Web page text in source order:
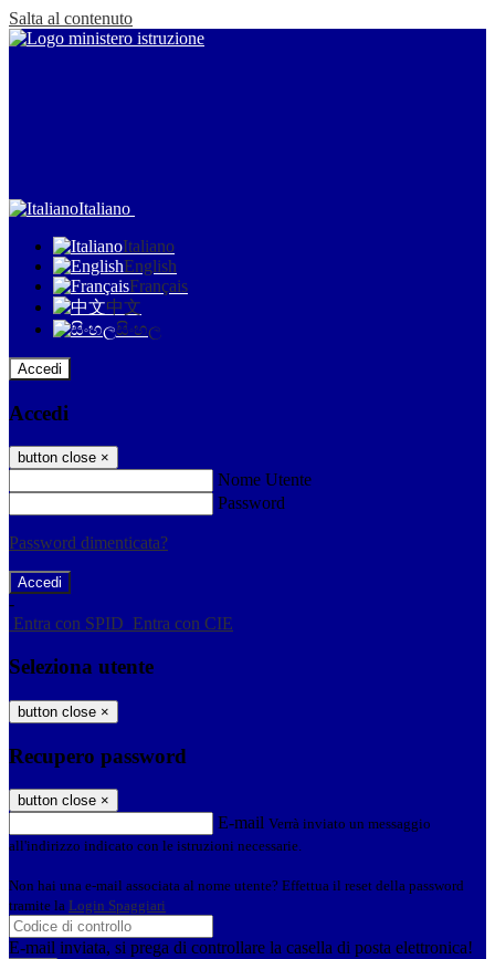
Salta al contenuto
Italiano
Italiano
English
Français
中文
සිංහල
Accedi
Accedi
button close ×
Nome Utente
Password
Password dimenticata?
-
Entra con SPID Entra con CIE
Seleziona utente
button close ×
Recupero password
button close ×
E-mail Verrà inviato un messaggio
all'indirizzo indicato con le istruzioni necessarie.
Non hai una e-mail associata al nome utente? Effettua il reset della password
tramite la Login Spaggiari
E-mail inviata, si prega di controllare la casella di posta elettronica!